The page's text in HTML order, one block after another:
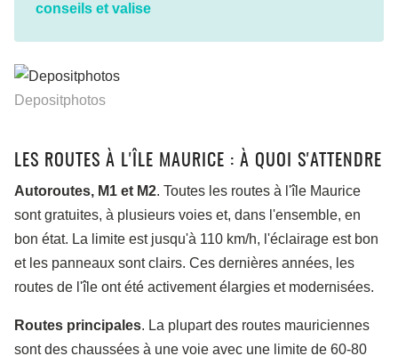
conseils et valise
Depositphotos
LES ROUTES À L'ÎLE MAURICE : À QUOI S'ATTENDRE
Autoroutes, M1 et M2. Toutes les routes à l'île Maurice
sont gratuites, à plusieurs voies et, dans l'ensemble, en
bon état. La limite est jusqu'à 110 km/h, l'éclairage est bon
et les panneaux sont clairs. Ces dernières années, les
routes de l'île ont été activement élargies et modernisées.
Routes principales. La plupart des routes mauriciennes
sont des chaussées à une voie avec une limite de 60-80